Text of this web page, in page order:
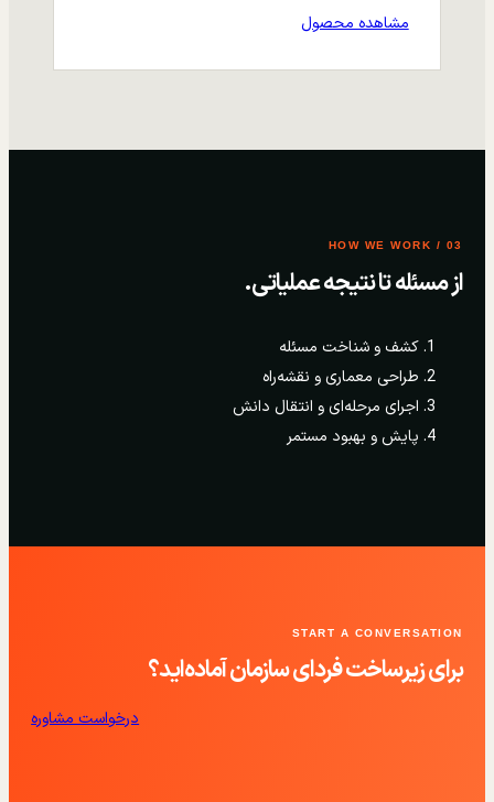
مشاهده محصول
03 / HOW WE WORK
از مسئله تا نتیجه عملیاتی.
کشف و شناخت مسئله
طراحی معماری و نقشه‌راه
اجرای مرحله‌ای و انتقال دانش
پایش و بهبود مستمر
START A CONVERSATION
برای زیرساخت فردای سازمان آماده‌اید؟
درخواست مشاوره